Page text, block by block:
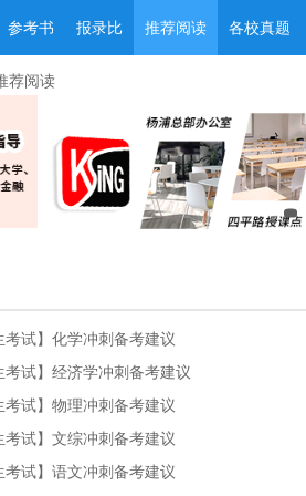
参考书 报录比 推荐阅读 各校真题
荐阅读
考试】化学冲刺备考建议
考试】经济学冲刺备考建议
考试】物理冲刺备考建议
考试】文综冲刺备考建议
考试】语文冲刺备考建议